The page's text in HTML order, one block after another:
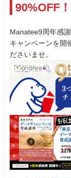
90%OFF
Manatee9周年感
キャンペーンを開
ださいませ。